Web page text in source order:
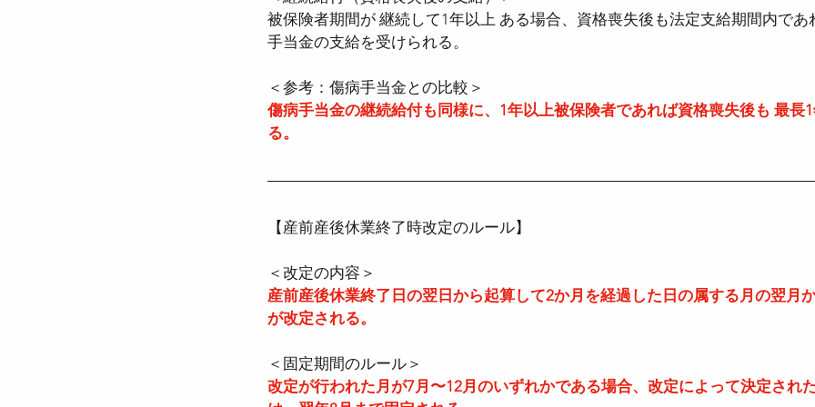
被保険者期間が 継続して1年以上 ある場合、資格喪失後も法定支給期間内であ
手当金の支給を受けられる。
＜参考：傷病手当金との比較＞
傷病手当金の継続給付も同様に、1年以上被保険者であれば資格喪失後も 最長
る。
【産前産後休業終了時改定のルール】
＜改定の内容＞
産前産後休業終了日の翌日から起算して2か月を経過した日の属する月の翌月
が改定される。
＜固定期間のルール＞
改定が行われた月が7月〜12月のいずれかである場合、改定によって決定され